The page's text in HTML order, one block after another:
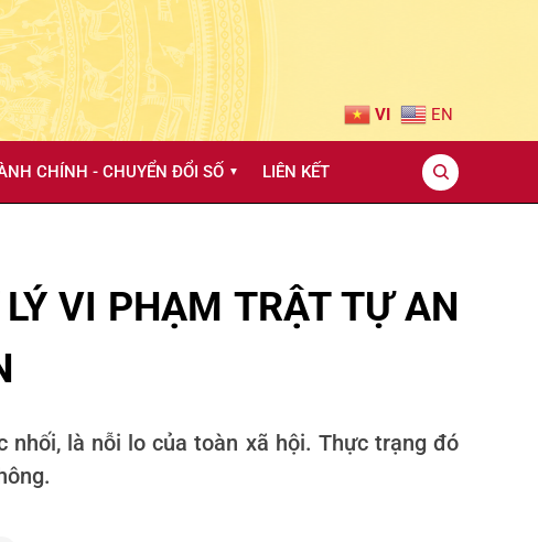
VI EN
CHÍNH - CHUYỂN ĐỔI SỐ ▼ LIÊN KẾT
VI PHẠM TRẬT TỰ AN
là nỗi lo của toàn xã hội. Thực trạng đó